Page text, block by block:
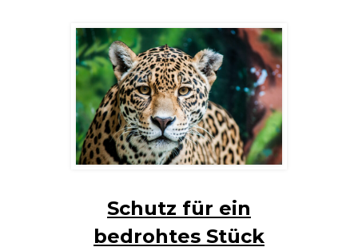
Schutz für ein
bedrohtes Stück